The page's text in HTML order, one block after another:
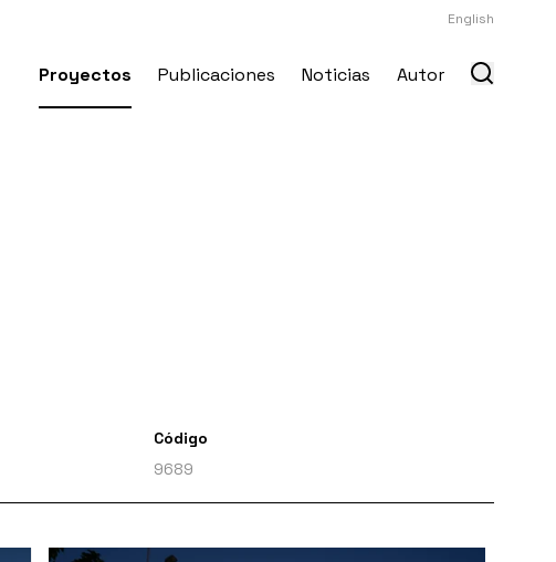
English
Proyectos Publicaciones Noticias Autor
Código
9689